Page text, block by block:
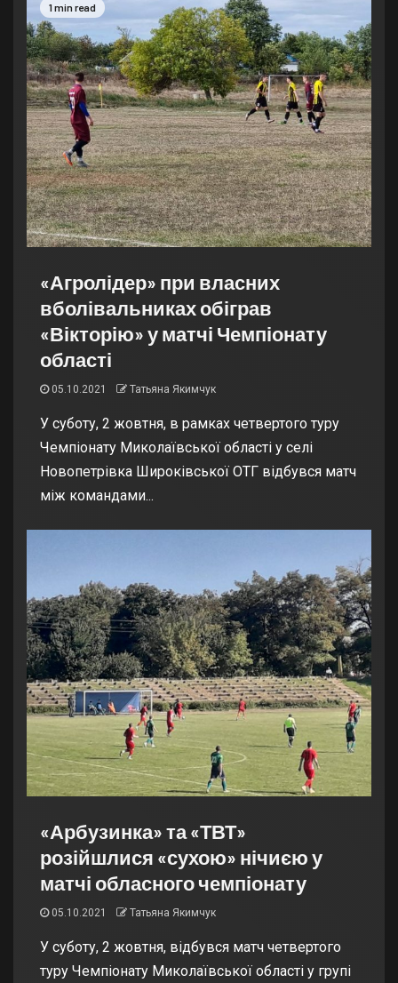
1 min read
«Агролідер» при власних
вболівальниках обіграв
«Вікторію» у матчі Чемпіонату
області
05.10.2021 Татьяна Якимчук
У суботу, 2 жовтня, в рамках четвертого туру
Чемпіонату Миколаївської області у селі
Новопетрівка Широківської ОТГ відбувся матч
між командами...
«Арбузинка» та «ТВТ»
розійшлися «сухою» нічиєю у
матчі обласного чемпіонату
05.10.2021 Татьяна Якимчук
У суботу, 2 жовтня, відбувся матч четвертого
туру Чемпіонату Миколаївської області у групі